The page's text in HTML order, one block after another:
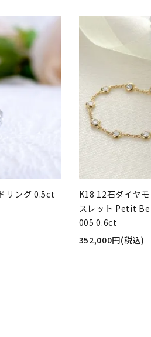
リング 0.5ct
K18 12石ダイヤ
スレット Petit
005 0.6ct
352,000円(税込)